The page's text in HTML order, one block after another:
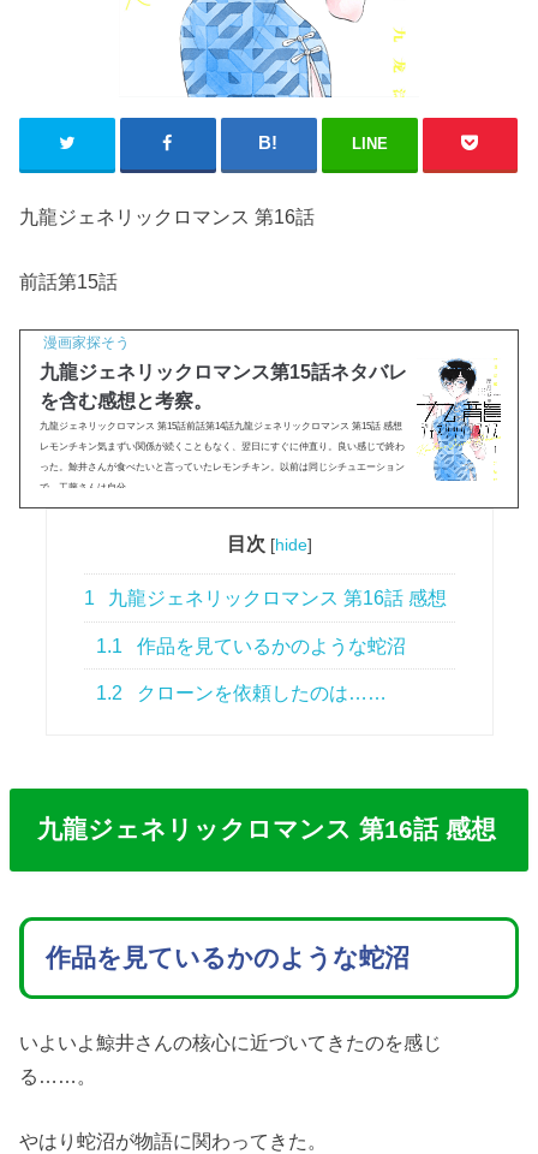
LINE
九龍ジェネリックロマンス 第16話
前話第15話
漫画家探そう
九龍ジェネリックロマンス第15話ネタバレ
を含む感想と考察。
九龍ジェネリックロマンス 第15話前話第14話九龍ジェネリックロマンス 第15話 感想
レモンチキン気まずい関係が続くこともなく、翌日にすぐに仲直り。良い感じで終わ
った。鯨井さんが食べたいと言っていたレモンチキン。以前は同じシチュエーション
で、工藤さんは自分...
目次 [hide]
1 九龍ジェネリックロマンス 第16話 感想
1.1 作品を見ているかのような蛇沼
1.2 クローンを依頼したのは……
九龍ジェネリックロマンス 第16話 感想
作品を見ているかのような蛇沼
いよいよ鯨井さんの核心に近づいてきたのを感じ
る……。
やはり蛇沼が物語に関わってきた。